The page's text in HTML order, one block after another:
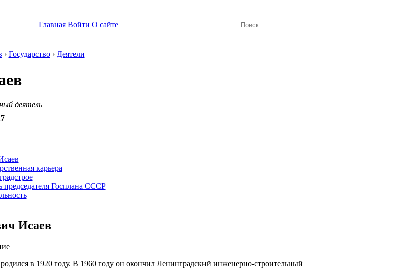
Главная Войти О сайте
› Государство› Деятели
деятель
карьера
председателя Госплана СССР
Исаев
в 1920 году. В 1960 году он окончил Ленинградский инженерно-строительный